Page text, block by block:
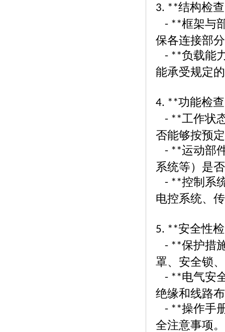
3. **结构检查
- **框架与
保各连接部
- **负载能
能承受规定
4. **功能检查
- **工作状
否能够按预
- **运动部
系统等）是
- **控制系
电控系统、
5. **安全性
- **保护措
罩、安全锁
- **电气安
绝缘和线路
- **操作手
全注意事项。